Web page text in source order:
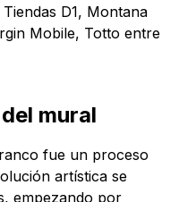
D1, Montana
Mobile, Totto entre
mural
fue un proceso
artística se
empezando por